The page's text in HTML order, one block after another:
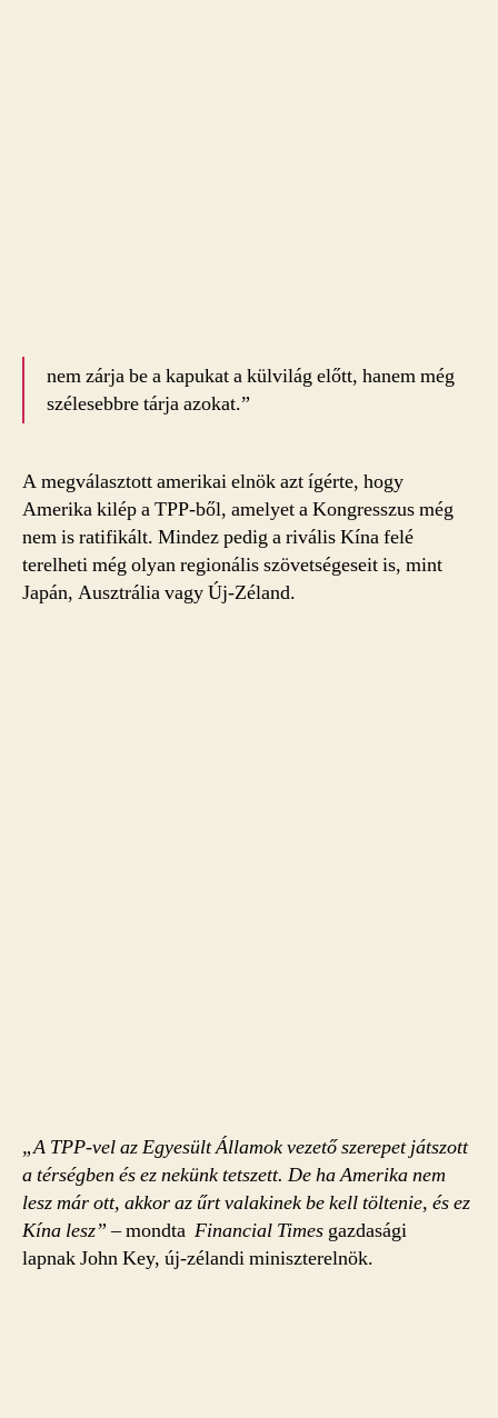
nem zárja be a kapukat a külvilág előtt, hanem még
szélesebbre tárja azokat.”
A megválasztott amerikai elnök azt ígérte, hogy
Amerika kilép a TPP-ből, amelyet a Kongresszus még
nem is ratifikált. Mindez pedig a rivális Kína felé
terelheti még olyan regionális szövetségeseit is, mint
Japán, Ausztrália vagy Új-Zéland.
„A TPP-vel az Egyesült Államok vezető szerepet játszott
a térségben és ez nekünk tetszett. De ha Amerika nem
lesz már ott, akkor az űrt valakinek be kell töltenie, és ez
Kína lesz”– mondta Financial Times gazdasági
lapnak John Key, új-zélandi miniszterelnök.